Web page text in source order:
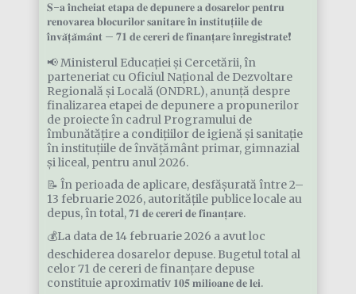
𝐒-𝐚 𝐢̂𝐧𝐜𝐡𝐞𝐢𝐚𝐭 𝐞𝐭𝐚𝐩𝐚 𝐝𝐞 𝐝𝐞𝐩𝐮𝐧𝐞𝐫𝐞 𝐚 𝐝𝐨𝐬𝐚𝐫𝐞𝐥𝐨𝐫 𝐩𝐞𝐧𝐭𝐫𝐮
𝐫𝐞𝐧𝐨𝐯𝐚𝐫𝐞𝐚 𝐛𝐥𝐨𝐜𝐮𝐫𝐢𝐥𝐨𝐫 𝐬𝐚𝐧𝐢𝐭𝐚𝐫𝐞 𝐢̂𝐧 𝐢𝐧𝐬𝐭𝐢𝐭𝐮𝐭̦𝐢𝐢𝐥𝐞 𝐝𝐞
𝐢̂𝐧𝐯𝐚̆𝐭̦𝐚̆𝐦𝐚̂𝐧𝐭 – 𝟕𝟏 𝐝𝐞 𝐜𝐞𝐫𝐞𝐫𝐢 𝐝𝐞 𝐟𝐢𝐧𝐚𝐧𝐭̦𝐚𝐫𝐞 𝐢̂𝐧𝐫𝐞𝐠𝐢𝐬𝐭𝐫𝐚𝐭𝐞❗
📢 Ministerul Educației și Cercetării, în
parteneriat cu Oficiul Național de Dezvoltare
Regională și Locală (ONDRL), anunță despre
finalizarea etapei de depunere a propunerilor
de proiecte în cadrul Programului de
îmbunătățire a condițiilor de igienă și sanitație
în instituțiile de învățământ primar, gimnazial
și liceal, pentru anul 2026.
📝 În perioada de aplicare, desfășurată între 2–
13 februarie 2026, autoritățile publice locale au
depus, în total, 𝟕𝟏 𝐝𝐞 𝐜𝐞𝐫𝐞𝐫𝐢 𝐝𝐞 𝐟𝐢𝐧𝐚𝐧𝐭̦𝐚𝐫𝐞.
💰La data de 14 februarie 2026 a avut loc
deschiderea dosarelor depuse. Bugetul total al
celor 71 de cereri de finanțare depuse
constituie aproximativ 𝟏𝟎𝟓 𝐦𝐢𝐥𝐢𝐨𝐚𝐧𝐞 𝐝𝐞 𝐥𝐞𝐢.